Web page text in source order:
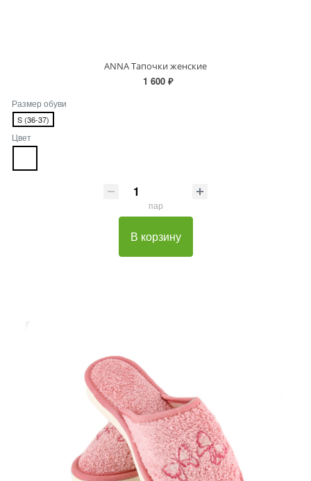
ANNA Тапочки женские
1 600 ₽
Размер обуви
S (36-37)
Цвет
пар
В корзину